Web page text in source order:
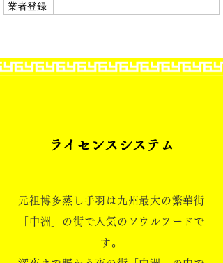
業者登録
ライセンスシステム
元祖博多蒸し手羽は九州最大の繁華街
「中洲」の街で人気のソウルフードで
す。